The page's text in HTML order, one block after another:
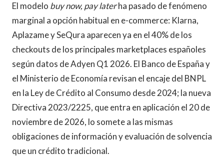
El modelo buy now, pay laterha pasado de fenómeno
marginal a opción habitual en e-commerce: Klarna,
Aplazame y SeQura aparecen ya en el 40% de los
checkouts de los principales marketplaces españoles
según datos de Adyen Q1 2026. El Banco de España y
el Ministerio de Economía revisan el encaje del BNPL
en la Ley de Crédito al Consumo desde 2024; la nueva
Directiva 2023/2225, que entra en aplicación el 20 de
noviembre de 2026, lo somete a las mismas
obligaciones de información y evaluación de solvencia
que un crédito tradicional.